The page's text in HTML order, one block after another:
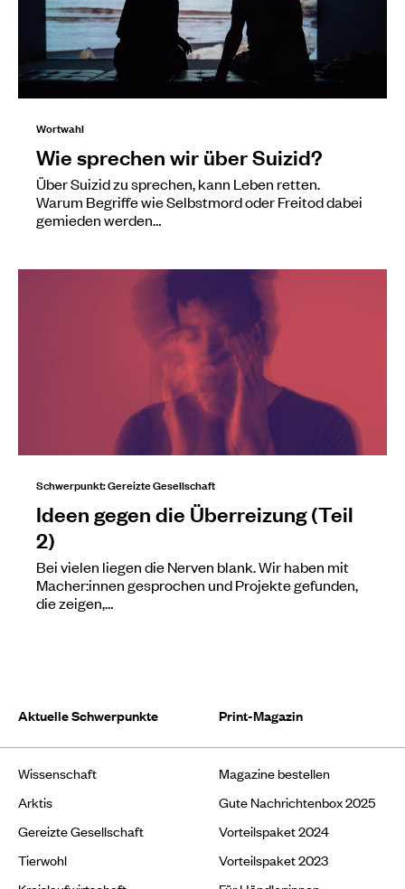
Wortwahl
Wie sprechen wir über Suizid?
Über Suizid zu sprechen, kann Leben retten.
Warum Begriffe wie Selbstmord oder Freitod dabei
gemieden werden…
Schwerpunkt: Gereizte Gesellschaft
Ideen gegen die Überreizung (Teil
2)
Bei vielen liegen die Nerven blank. Wir haben mit
Macher:innen gesprochen und Projekte gefunden,
die zeigen,…
Aktuelle Schwerpunkte
Wissenschaft
Arktis
Gereizte Gesellschaft
Tierwohl
Print-Magazin
Magazine bestellen
Gute Nachrichtenbox 2025
Vorteilspaket 2024
Vorteilspaket 2023